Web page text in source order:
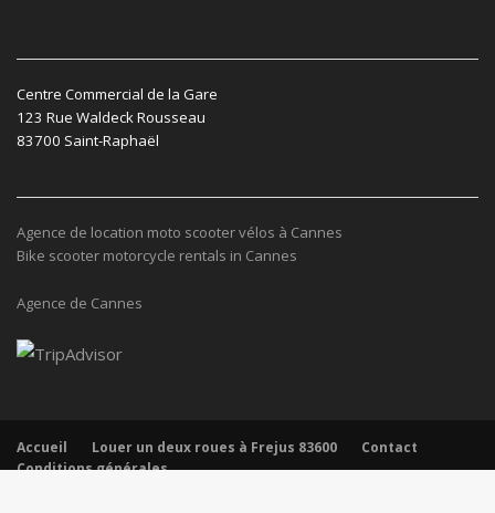
Centre Commercial de la Gare
123 Rue Waldeck Rousseau
83700 Saint-Raphaël
Agence de location moto scooter vélos à Cannes
Bike scooter motorcycle rentals in Cannes
Agence de Cannes
Accueil Louer un deux roues à Frejus 83600
Contact
Conditions générales